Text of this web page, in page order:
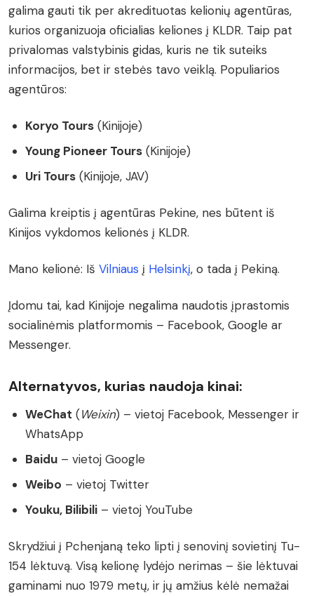
galima gauti tik per akredituotas kelionių agentūras,
kurios organizuoja oficialias keliones į KLDR. Taip pat
privalomas valstybinis gidas, kuris ne tik suteiks
informacijos, bet ir stebės tavo veiklą. Populiarios
agentūros:
Koryo Tours (Kinijoje)
Young Pioneer Tours (Kinijoje)
Uri Tours (Kinijoje, JAV)
Galima kreiptis į agentūras Pekine, nes būtent iš
Kinijos vykdomos kelionės į KLDR.
Mano kelionė: Iš Vilniaus į Helsinkį, o tada į Pekiną.
Įdomu tai, kad Kinijoje negalima naudotis įprastomis
socialinėmis platformomis – Facebook, Google ar
Messenger.
Alternatyvos, kurias naudoja kinai:
WeChat (Weixin) – vietoj Facebook, Messenger ir
WhatsApp
Baidu – vietoj Google
Weibo – vietoj Twitter
Youku, Bilibili – vietoj YouTube
Skrydžiui į Pchenjaną teko lipti į senovinį sovietinį Tu-
154 lėktuvą. Visą kelionę lydėjo nerimas – šie lėktuvai
gaminami nuo 1979 metų, ir jų amžius kėlė nemažai